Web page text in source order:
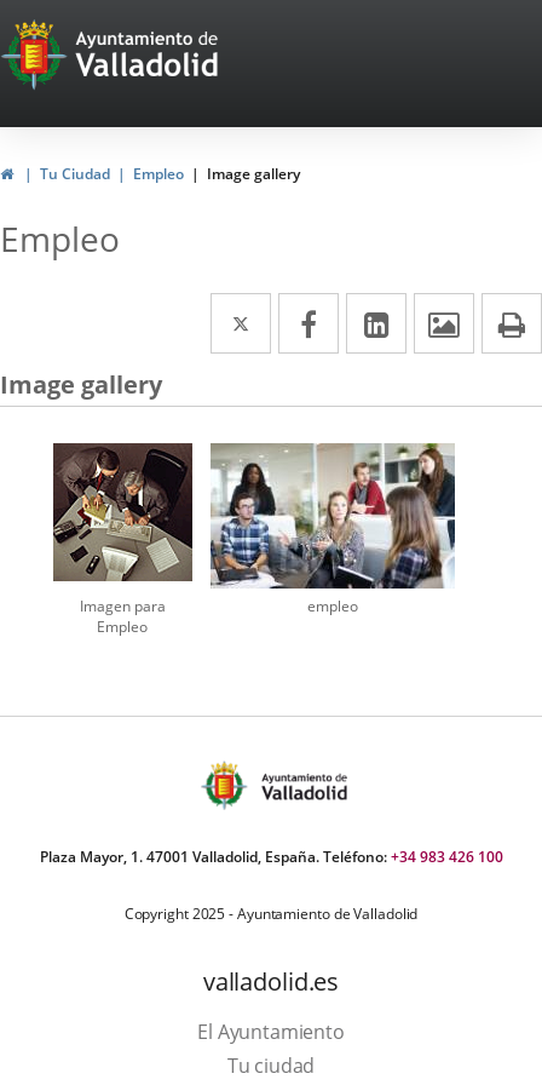
Portal
Web
del
Ayuntamiento
de
Valladolid
HomeTu Ciudad Empleo Image gallery
Empleo
Twitter
Enlace
a
una
aplicación
externa.
Facebook
Enlace
a
una
aplicación
externa.
Linkedin
Enlace
a
una
aplicación
externa.
Image gallery
Imagen para
Empleo
empleo
Plaza Mayor, 1. 47001 Valladolid, España. Teléfono:+34 983 426 100
Copyright 2025 - Ayuntamiento de Valladolid
valladolid.es
El Ayuntamiento
Tu ciudad